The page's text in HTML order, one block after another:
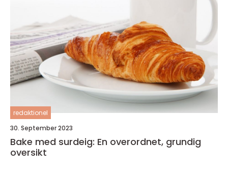
redaktionel
30. September 2023
Bake med surdeig: En overordnet, grundig
oversikt